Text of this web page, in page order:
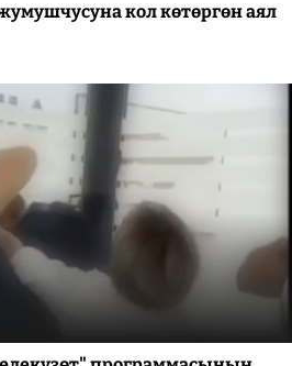
кол көтөргөн аял